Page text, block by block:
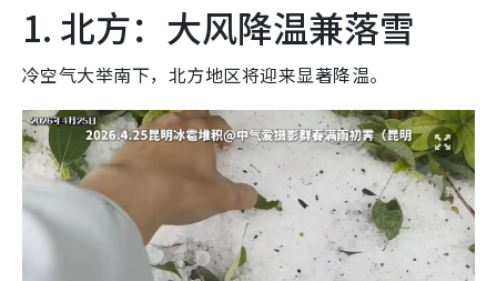
1. 北方：大风降温兼落雪
冷空气大举南下，北方地区将迎来显著降温。